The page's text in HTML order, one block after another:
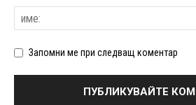
Запомни ме при следващ коментар